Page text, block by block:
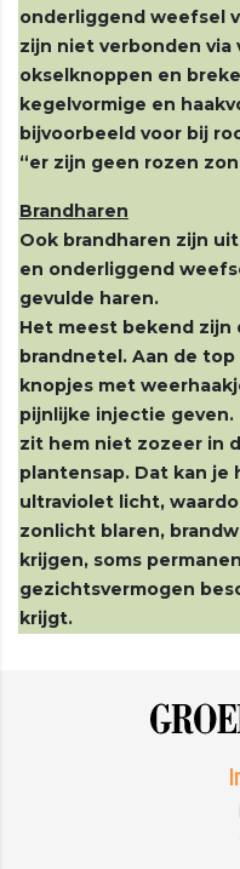
onderliggend weefsel
zijn niet verbonden via
okselknoppen en
kegelvormige en
bijvoorbeeld voor bij
“er zijn geen rozen
Brandharen
Ook brandharen zijn
en onderliggend
gevulde haren.
Het meest bekend zijn
brandnetel. Aan de
knopjes met
pijnlijke injectie geven.
zit hem niet zozeer in
plantensap. Dat kan je
ultraviolet licht,
zonlicht blaren,
krijgen, soms
gezichtsvermogen
krijgt.